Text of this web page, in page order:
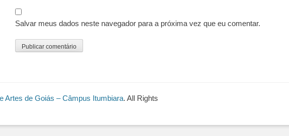
Salvar meus dados neste navegador para a próxima vez que eu comentar.
Artes de Goiás – Câmpus Itumbiara. All Rights